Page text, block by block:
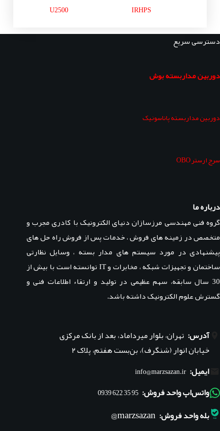
IRHPS
U2500
دسترسی سریع
دوربین مداربسته بوش
دوربین مداربسته پاناسونیک
سرج ارستر OBO
درباره ما
گروه فنی مهندسی مرزسازان دنیای الکترونیک با کادری مجرب و
متخصص در زمینه های فروش ، خدمات پس از فروش راه حل های
پیشنهادی در مورد سیستم های مدار بسته ، وسایل نظارتی
ساختمان و تجهیزات شبکه ، مخابرات و IT توانسته است با بیش از
30 سال سابقه، سهم عظیمی در تولید و ارتقاء اطلاعات فنی و
گسترش علوم الکترونیک داشته باشد.
آدرس: تهران، بلوار میرداماد، بعد از بانک مرکزی
خیابان انوار (شنگرف)، بن‌بست هفتم، پلاک ۲
ایمیل: info@marzsazan.ir
واتس‌اپ واحد فروش: 95 35 622 0939
بله واحد فروش: marzsazan@